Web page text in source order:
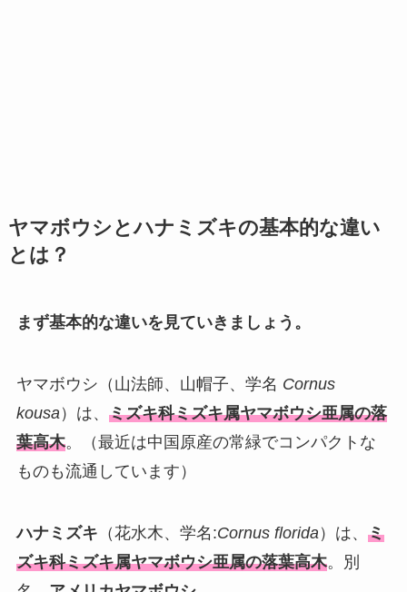
ヤマボウシとハナミズキの基本的な違い
とは？
まず基本的な違いを見ていきましょう。
ヤマボウシ（山法師、山帽子、学名 Cornus
kousa）は、 ミズキ科ミズキ属ヤマボウシ亜属の落
葉高木。（最近は中国原産の常緑でコンパクトな
ものも流通しています）
ハナミズキ （花水木、学名:Cornus florida）は、 ミ
ズキ科ミズキ属ヤマボウシ亜属の落葉高木。別